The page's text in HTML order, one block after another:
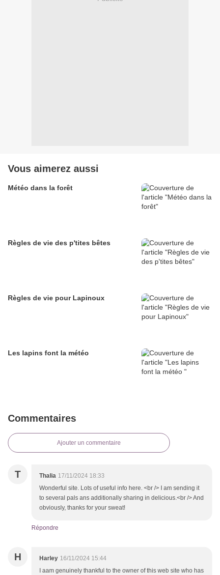
Vous aimerez aussi
Météo dans la forêt
Règles de vie des p'tites bêtes
Règles de vie pour Lapinoux
Les lapins font la météo
Commentaires
Ajouter un commentaire
T Thalia 17/11/2024 18:33
Wonderful site. Lots of useful info here. <br /> I am sending it
to several pals ans additionally sharing in delicious.<br /> And
obviously, thanks for your sweat!
Répondre
H Harley 16/11/2024 15:44
I aam genuinely thankful to the owner of this web site who has